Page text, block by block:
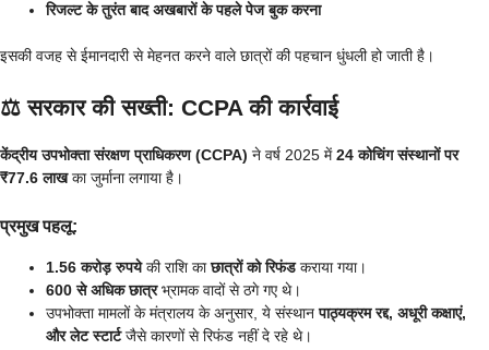
रिजल्ट के तुरंत बाद अखबारों के पहले पेज बुक करना
इसकी वजह से ईमानदारी से मेहनत करने वाले छात्रों की पहचान धुंधली हो जाती है।
⚖️ सरकार की सख्ती: CCPA की कार्रवाई
केंद्रीय उपभोक्ता संरक्षण प्राधिकरण (CCPA) ने वर्ष 2025 में24 कोचिंग संस्थानों पर
₹77.6 लाखका जुर्माना लगाया है।
प्रमुख पहलू:
1.56 करोड़ रुपयेकी राशि काछात्रों को रिफंडकराया गया।
600 से अधिक छात्रभ्रामक वादों से ठगे गए थे।
उपभोक्ता मामलों के मंत्रालय के अनुसार, ये संस्थानपाठ्यक्रम रद्द, अधूरी कक्षाएं,
और लेट स्टार्टजैसे कारणों से रिफंड नहीं दे रहे थे।